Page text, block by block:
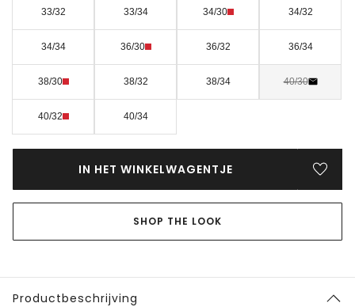
33/32 33/34 34/30 34/32
34/34 36/30 36/32 36/34
38/30 38/32 38/34 40/30
40/32 40/34
IN HET WINKELWAGENTJE
SHOP THE LOOK
Productbeschrijving